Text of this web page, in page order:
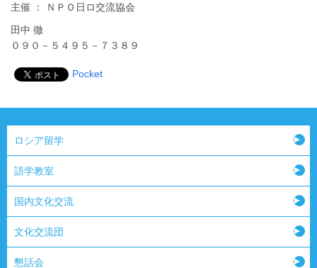
主催 ： ＮＰＯ日ロ交流協会
田中 徹
０９０－５４９５－７３８９
Pocket
ロシア留学
語学教室
国内文化交流
文化交流団
懇話会